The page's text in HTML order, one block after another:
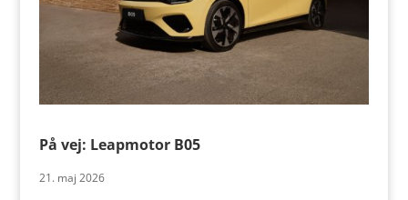
På vej: Leapmotor B05
21. maj 2026